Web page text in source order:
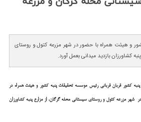
و هیئت همراه با حضور در شهر مزرعه کتول و روستای
کشاورزان بازدید میدانی بعمل آورد.
کشور قربان قربانی رئیس موسسه تحقیقات پنبه کشور و هیئت همراه در
26 مرداد ماه 1404 با حضور در شهر مزرعه کتول و روستای سیستانی محله گرگان، از مزارع پنبه کشاورزان